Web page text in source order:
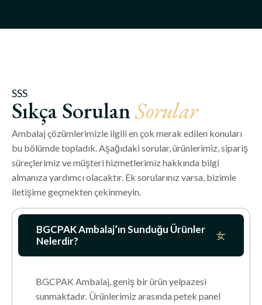
SSS
Sıkça SorulanSorular
Ambalaj çözümlerimizle ilgili en çok merak edilen konuları
bu bölümde topladık. Aşağıdaki sorular, ürünlerimiz, sipariş
süreçlerimiz ve müşteri hizmetlerimiz hakkında bilgi
almanıza yardımcı olacaktır. Ek sorularınız varsa, bizimle
iletişime geçmekten çekinmeyin.
BGCPAK Ambalaj’ın Sunduğu Ürünler
Nelerdir?
BGCPAK Ambalaj, geniş bir ürün yelpazesi
sunmaktadır. Ürünlerimiz arasında petek panel